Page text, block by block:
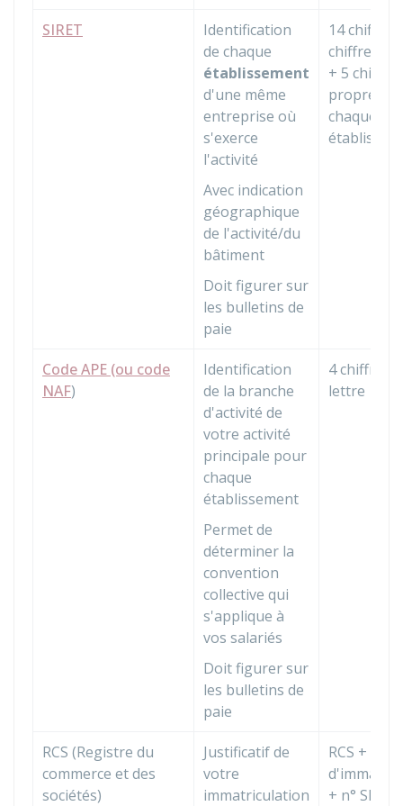
SIRET
Identification
de chaque
établissement
d'une même
entreprise où
s'exerce
l'activité
Avec indication
géographique
de l'activité/du
bâtiment
Doit figurer sur
les bulletins de
paie
14 chiffres
chiffres du
+ 5 chiffres
propres à
chaque
Code APE (ou code
NAF)
Identification
de la branche
d'activité de
votre activité
principale pour
chaque
établissement
Permet de
déterminer la
convention
collective qui
s'applique à
vos salariés
Doit figurer sur
les bulletins de
paie
4 chiffres
lettre
RCS (Registre du
commerce et des
sociétés)
Justificatif de
votre
immatriculation
RCS + ville
+ n° SIREN